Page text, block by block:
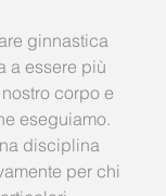
ginnastica
a essere più
corpo e
eseguiamo.
disciplina
per chi